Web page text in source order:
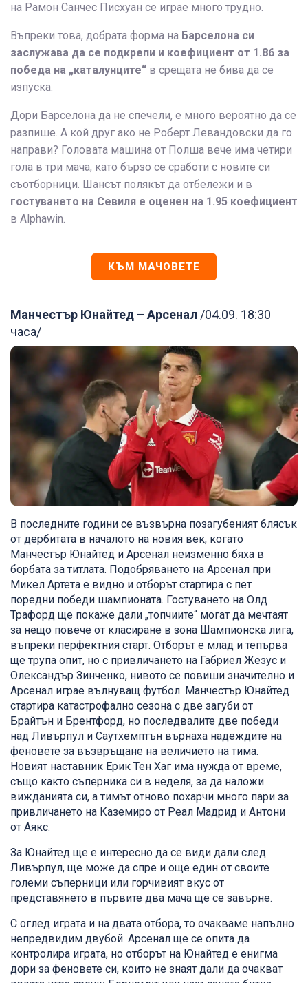
на Рамон Санчес Писхуан се играе много трудно.
Въпреки това, добрата форма на Барселона си
заслужава да се подкрепи и коефициент от 1.86 за
победа на „каталунците“ в срещата не бива да се
изпуска.
Дори Барселона да не спечели, е много вероятно да се
разпише. А кой друг ако не Роберт Левандовски да го
направи? Головата машина от Полша вече има четири
гола в три мача, като бързо се сработи с новите си
съотборници. Шансът полякът да отбележи и в
гостуването на Севиля е оценен на 1.95 коефициент
в Alphawin.
КЪМ МАЧОВЕТЕ
Манчестър Юнайтед – Арсенал /04.09. 18:30
часа/
В последните години се възвърна позагубеният блясък
от дербитата в началото на новия век, когато
Манчестър Юнайтед и Арсенал неизменно бяха в
борбата за титлата. Подобряването на Арсенал при
Микел Артета е видно и отборът стартира с пет
поредни победи шампионата. Гостуването на Олд
Трафорд ще покаже дали „топчиите“ могат да мечтаят
за нещо повече от класиране в зона Шампионска лига,
въпреки перфектния старт. Отборът е млад и тепърва
ще трупа опит, но с привличането на Габриел Жезус и
Олександър Зинченко, нивото се повиши значително и
Арсенал играе вълнуващ футбол. Манчестър Юнайтед
стартира катастрофално сезона с две загуби от
Брайтън и Брентфорд, но последвалите две победи
над Ливърпул и Саутхемптън върнаха надеждите на
феновете за възвръщане на величието на тима.
Новият наставник Ерик Тен Хаг има нужда от време,
също както съперника си в неделя, за да наложи
вижданията си, а тимът отново похарчи много пари за
привличането на Каземиро от Реал Мадрид и Антони
от Аякс.
За Юнайтед ще е интересно да се види дали след
Ливърпул, ще може да спре и още един от своите
големи съперници или горчивият вкус от
представянето в първите два мача ще се завърне.
С оглед играта и на двата отбора, то очакваме напълно
непредвидим двубой. Арсенал ще се опита да
контролира играта, но отборът на Юнайтед е енигма
дори за феновете си, които не знаят дали да очакват